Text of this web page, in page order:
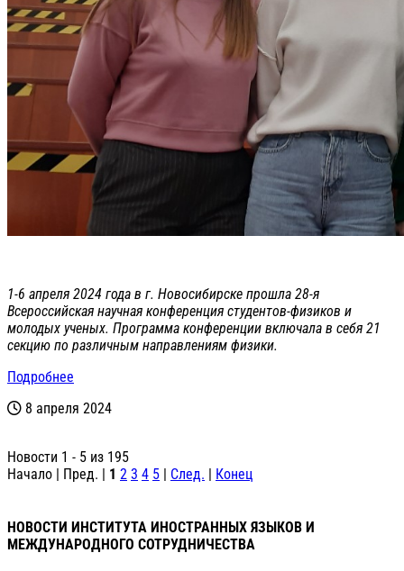
1-6 апреля 2024 года в г. Новосибирске прошла 28-я
Всероссийская научная конференция студентов-физиков и
молодых ученых. Программа конференции включала в себя 21
секцию по различным направлениям физики.
Подробнее
8 апреля 2024
Новости 1 - 5 из 195
Начало | Пред. | 1 2 3 4 5 | След. | Конец
НОВОСТИ ИНСТИТУТА ИНОСТРАННЫХ ЯЗЫКОВ И
МЕЖДУНАРОДНОГО СОТРУДНИЧЕСТВА